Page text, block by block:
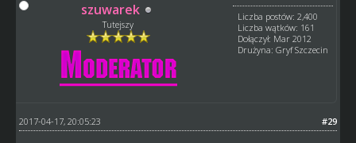
szuwarek
Tutejszy
Liczba postów: 2,400
Liczba wątków: 161
Dołączył: Mar 2012
Drużyna: Gryf Szczecin
#29
2017-04-17, 20:05:23